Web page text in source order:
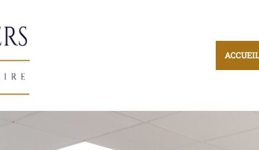
ACCUEIL